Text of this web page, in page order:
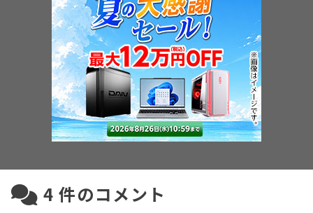
4 件のコメント